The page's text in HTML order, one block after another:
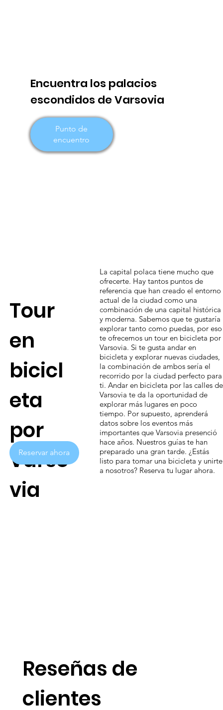
Encuentra los palacios
escondidos de Varsovia
Punto de
encuentro
Tour
en
bicicl
eta
por
Varso
via
La capital polaca tiene mucho que
ofrecerte. Hay tantos puntos de
referencia que han creado el entorno
actual de la ciudad como una
combinación de una capital histórica
y moderna. Sabemos que te gustaría
explorar tanto como puedas, por eso
te ofrecemos un tour en bicicleta por
Varsovia. Si te gusta andar en
bicicleta y explorar nuevas ciudades,
la combinación de ambos sería el
recorrido por la ciudad perfecto para
ti. Andar en bicicleta por las calles de
Varsovia te da la oportunidad de
explorar más lugares en poco
tiempo. Por supuesto, aprenderá
datos sobre los eventos más
importantes que Varsovia presenció
hace años. Nuestros guías te han
preparado una gran tarde. ¿Estás
listo para tomar una bicicleta y unirte
a nosotros? Reserva tu lugar ahora.
Reservar ahora
​Reseñas de
clientes